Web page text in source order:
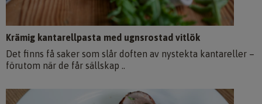
Krämig kantarellpasta med ugnsrostad vitlök
Det finns få saker som slår doften av nystekta kantareller –
förutom när de får sällskap ..